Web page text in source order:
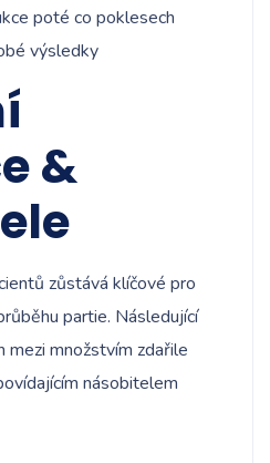
poté co poklesech
výsledky
&
zůstává klíčové pro
partie. Následující
množstvím zdařile
násobitelem